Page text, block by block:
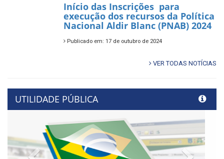
Início das Inscrições para
execução dos recursos da Política
Nacional Aldir Blanc (PNAB) 2024
Publicado em: 17 de outubro de 2024
VER TODAS NOTÍCIAS
UTILIDADE PÚBLICA
Previous